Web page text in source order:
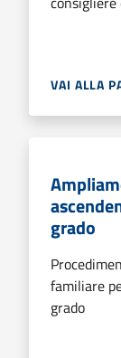
VAI ALLA
grado
familiare
grado